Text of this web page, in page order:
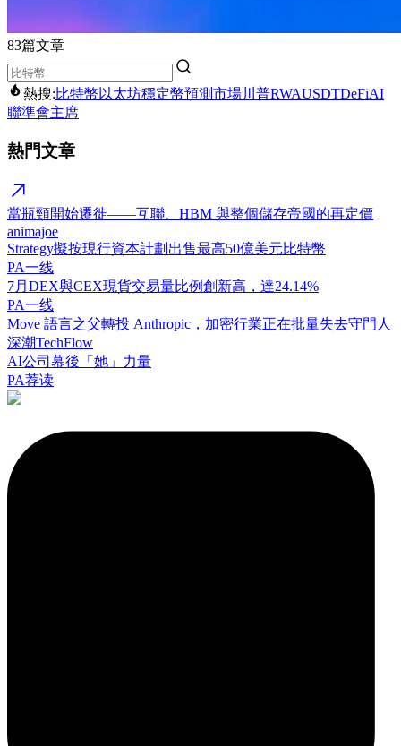
83篇文章
熱搜:比特幣 以太坊穩定幣預測市場川普RWAUSDTDeFiAI
聯準會主席
熱門文章
當瓶頸開始遷徙——互聯、HBM 與整個儲存帝國的再定價
animajoe
Strategy擬按現行資本計劃出售最高50億美元比特幣
PA一线
7月DEX與CEX現貨交易量比例創新高，達24.14%
PA一线
Move 語言之父轉投 Anthropic，加密行業正在批量失去守門人
深潮TechFlow
AI公司幕後「她」力量
PA荐读